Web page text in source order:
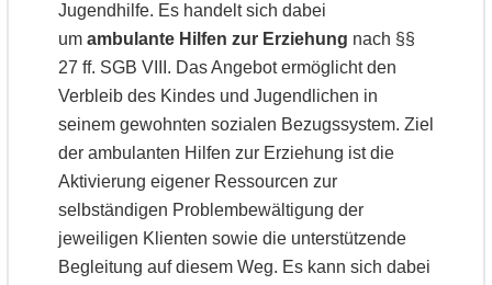
Jugendhilfe. Es handelt sich dabei
um ambulante Hilfen zur Erziehung nach §§
27 ff. SGB VIII. Das Angebot ermöglicht den
Verbleib des Kindes und Jugendlichen in
seinem gewohnten sozialen Bezugssystem. Ziel
der ambulanten Hilfen zur Erziehung ist die
Aktivierung eigener Ressourcen zur
selbständigen Problembewältigung der
jeweiligen Klienten sowie die unterstützende
Begleitung auf diesem Weg. Es kann sich dabei